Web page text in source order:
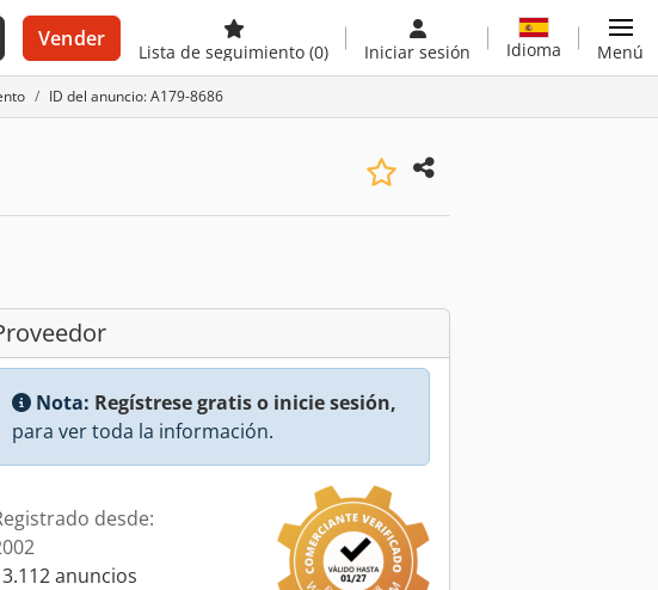
Vender
Lista de seguimiento (0) Iniciar sesión Idioma Menú
ID del anuncio: A179-8686
Nota: Regístrese gratis o inicie sesión,
para ver toda la información.
desde:
anuncios